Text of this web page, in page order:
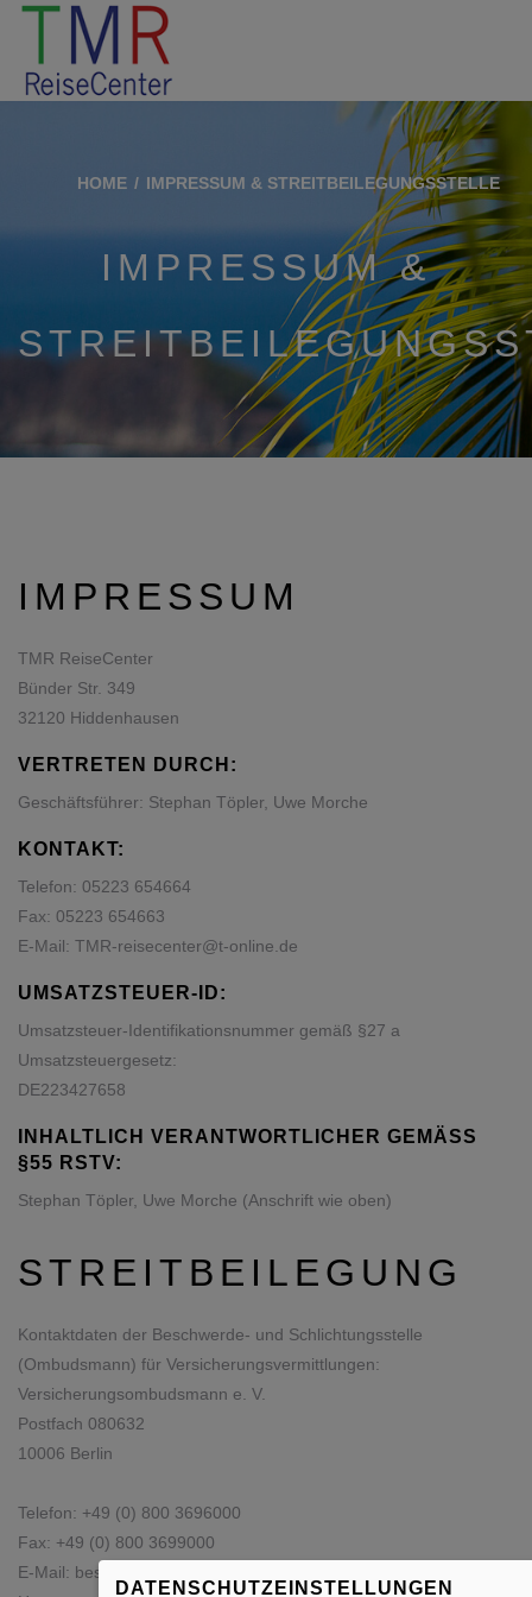
HOME IMPRESSUM & STREITBEILEGUNGSSTELLE
IMPRESSUM &
IMPRESSUM
TMR ReiseCenter
Bünder Str. 349
32120 Hiddenhausen
VERTRETEN DURCH:
Geschäftsführer: Stephan Töpler, Uwe Morche
KONTAKT:
Telefon: 05223 654664
Fax: 05223 654663
E-Mail: TMR-reisecenter@t-online.de
UMSATZSTEUER-ID:
Umsatzsteuer-Identifikationsnummer gemäß §27 a
Umsatzsteuergesetz:
DE223427658
INHALTLICH VERANTWORTLICHER GEMÄSS §
55 RSTV:
Stephan Töpler, Uwe Morche (Anschrift wie oben)
STREITBEILEGUNG
Kontaktdaten der Beschwerde- und Schlichtungsstelle
(Ombudsmann) für Versicherungsvermittlungen:
Versicherungsombudsmann e. V.
Postfach 080632
10006 Berlin
Telefon: +49 (0) 800 3696000
Fax: +49 (0) 800 3699000
E-Mail: beschwerde@versicherungsombudsmann.de
DATENSCHUTZEINSTELLUNGEN